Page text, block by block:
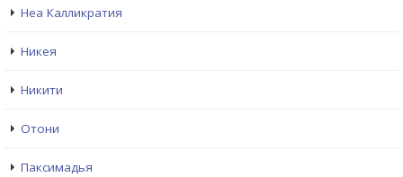
Неа Калликратия
Никея
Никити
Отони
Паксимадья